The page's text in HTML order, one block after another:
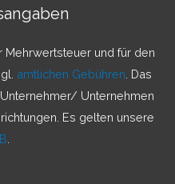
Mehrwertsteuer und für den
amtlichen Gebühren . Das
Unternehmen
Es gelten unsere